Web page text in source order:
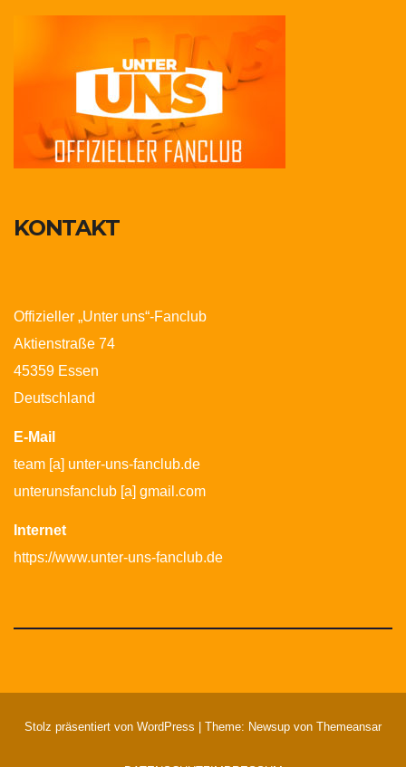
KONTAKT
Offizieller „Unter uns“-Fanclub
Aktienstraße 74
45359 Essen
Deutschland
E-Mail
team [a] unter-uns-fanclub.de
unterunsfanclub [a] gmail.com
Internet
https://www.unter-uns-fanclub.de
Stolz präsentiert von WordPress Theme: Newsup von Themeansar